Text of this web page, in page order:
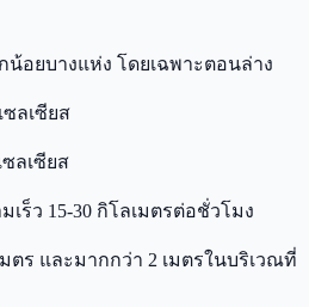
น้อยบางแห่ง โดยเฉพาะตอนล่าง
ลเซียส
ลเซียส
ร็ว 15-30 กิโลเมตรต่อชั่วโมง
ตร และมากกว่า 2 เมตรในบริเวณที่